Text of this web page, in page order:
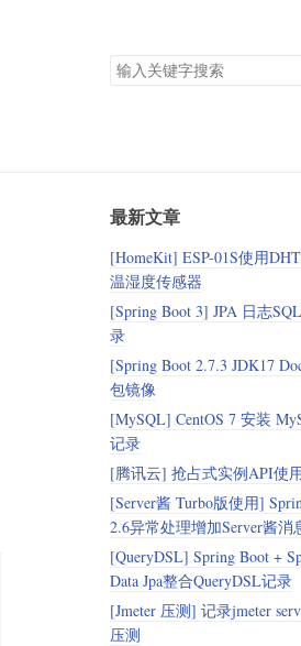
搜
索
最新文章
[HomeKit] ESP-01S使用
温湿度传感器
[Spring Boot 3] JPA 日志
录
[Spring Boot 2.7.3 JDK17
包镜像
[MySQL] CentOS 7 安装
记录
[腾讯云] 抢占式实例API使
[Server酱 Turbo版使用]
2.6异常处理增加Server酱消
[QueryDSL] Spring Boot +
Data Jpa整合QueryDSL记录
[Jmeter 压测] 记录jmeter
压测